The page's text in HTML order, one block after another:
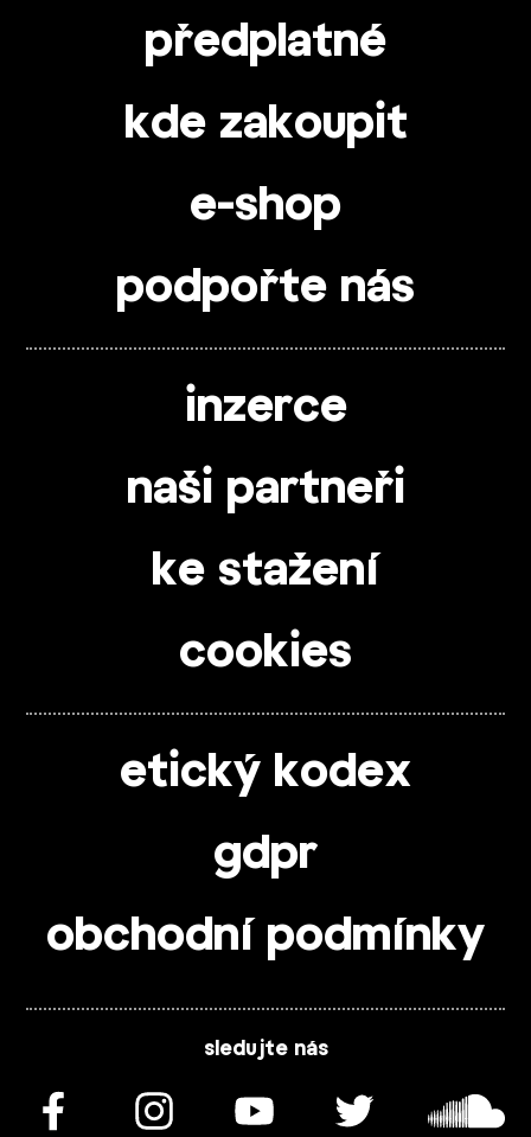
předplatné
kde zakoupit
e-shop
podpořte nás
inzerce
naši partneři
ke stažení
cookies
etický kodex
gdpr
obchodní podmínky
sledujte nás